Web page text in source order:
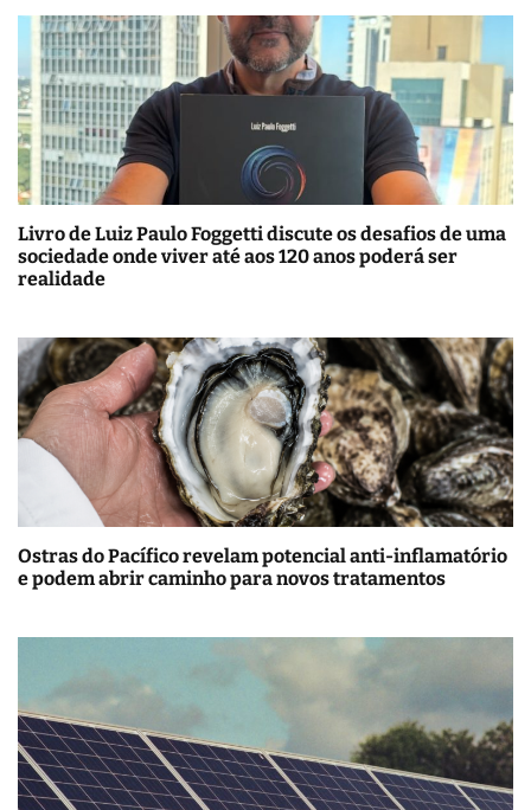
Livro de Luiz Paulo Foggetti discute os desafios de uma
sociedade onde viver até aos 120 anos poderá ser
realidade
Ostras do Pacífico revelam potencial anti-inflamatório
e podem abrir caminho para novos tratamentos